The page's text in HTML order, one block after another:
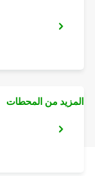
المزيد من المحطات